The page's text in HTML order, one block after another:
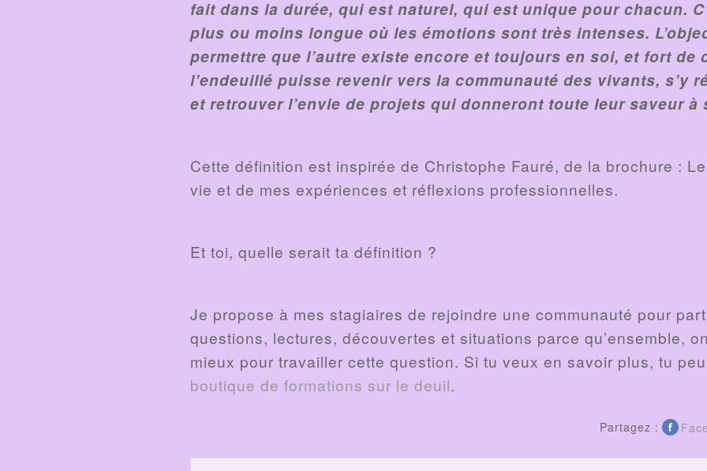
fait dans la durée, qui est naturel, qui est unique pour chacun.
plus ou moins longue où les émotions sont très intenses.
permettre que l’autre existe encore et toujours en soi, et fort de
l’endeuillé puisse revenir vers la communauté des vivants, s’y
et retrouver l’envie de projets qui donneront toute leur saveur à
Cette définition est inspirée de Christophe Fauré, de la brochure :
vie et de mes expériences et réflexions professionnelles.
Et toi, quelle serait ta définition ?
Je propose à mes stagiaires de rejoindre une communauté pour
questions, lectures, découvertes et situations parce qu’ensemble,
mieux pour travailler cette question. Si tu veux en savoir plus, tu
boutique de formations sur le deuil.
Partagez :